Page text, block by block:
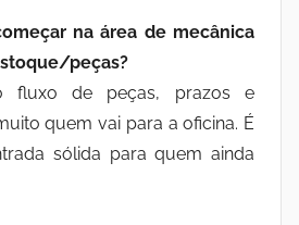
na área de mecânica
peças?
fluxo de peças, prazos e
quem vai para a oficina. É
sólida para quem ainda